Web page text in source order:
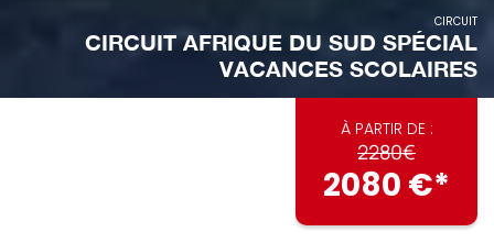
CIRCUIT
CIRCUIT AFRIQUE DU SUD SPÉCIAL
VACANCES SCOLAIRES
À PARTIR DE :
2280€
2080 €*